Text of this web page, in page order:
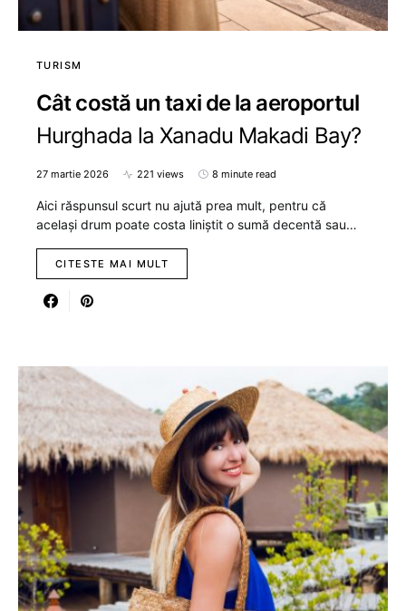
TURISM
Cât costă un taxi de la aeroportul
Hurghada la Xanadu Makadi Bay?
27 martie 2026 221 views 8 minute read
Aici răspunsul scurt nu ajută prea mult, pentru că
același drum poate costa liniștit o sumă decentă sau…
CITESTE MAI MULT